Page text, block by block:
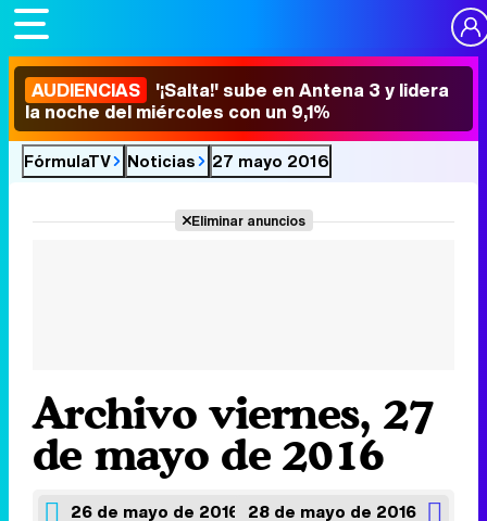
AUDIENCIAS '¡Salta!' sube en Antena 3 y lidera
la noche del miércoles con un 9,1%
FórmulaTV Noticias 27 mayo 2016
Eliminar anuncios
Archivo viernes, 27
de mayo de 2016
26 de mayo de 2016 28 de mayo de 2016